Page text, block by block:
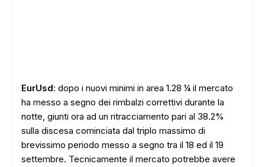
EurUsd: dopo i nuovi minimi in area 1.28 ¼ il mercato
ha messo a segno dei rimbalzi correttivi durante la
notte, giunti ora ad un ritracciamento pari al 38.2%
sulla discesa cominciata dal triplo massimo di
brevissimo periodo messo a segno tra il 18 ed il 19
settembre. Tecnicamente il mercato potrebbe avere